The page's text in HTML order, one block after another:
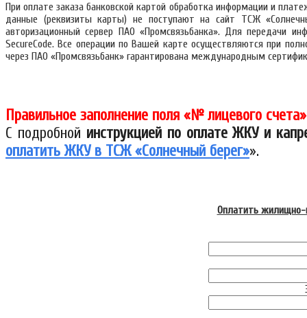
При оплате заказа банковской картой обработка информации и
данные (реквизиты карты) не поступают на сайт ТСЖ
авторизационный сервер ПАО «Промсвязьбанка». Для передачи
SecureCode. Все операции по Вашей карте осуществляются при
через ПАО «Промсвязьбанк» гарантирована международным
Правильное заполнение поля «№ лицевого
С подробной инструкцией по оплате ЖКУ и
оплатить ЖКУ в ТСЖ «Солнечный берег»».
Оплатить жилищно-